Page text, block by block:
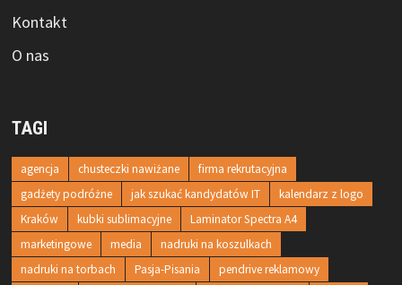
Kontakt
O nas
TAGI
agencja chusteczki nawiżane
firma rekrutacyjna
gadżety podróżne
jak szukać kandydatów IT
kalendarz z logo
Kraków
kubki sublimacyjne
Laminator Spectra A4
marketingowe
media
nadruki na koszulkach
nadruki na torbach
Pasja-Pisania
pendrive reklamowy